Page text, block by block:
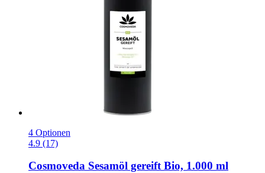
4 Optionen
4.9 (17)
Cosmoveda Sesamöl gereift Bio, 1.000 ml